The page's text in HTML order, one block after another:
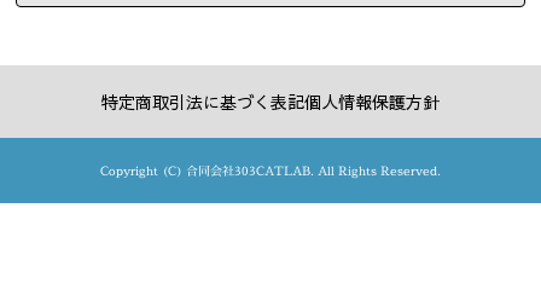
特定商取引法に基づく表記個人情報保護方針
Copyright (C) 合同会社303CATLAB. All Rights Reserved.